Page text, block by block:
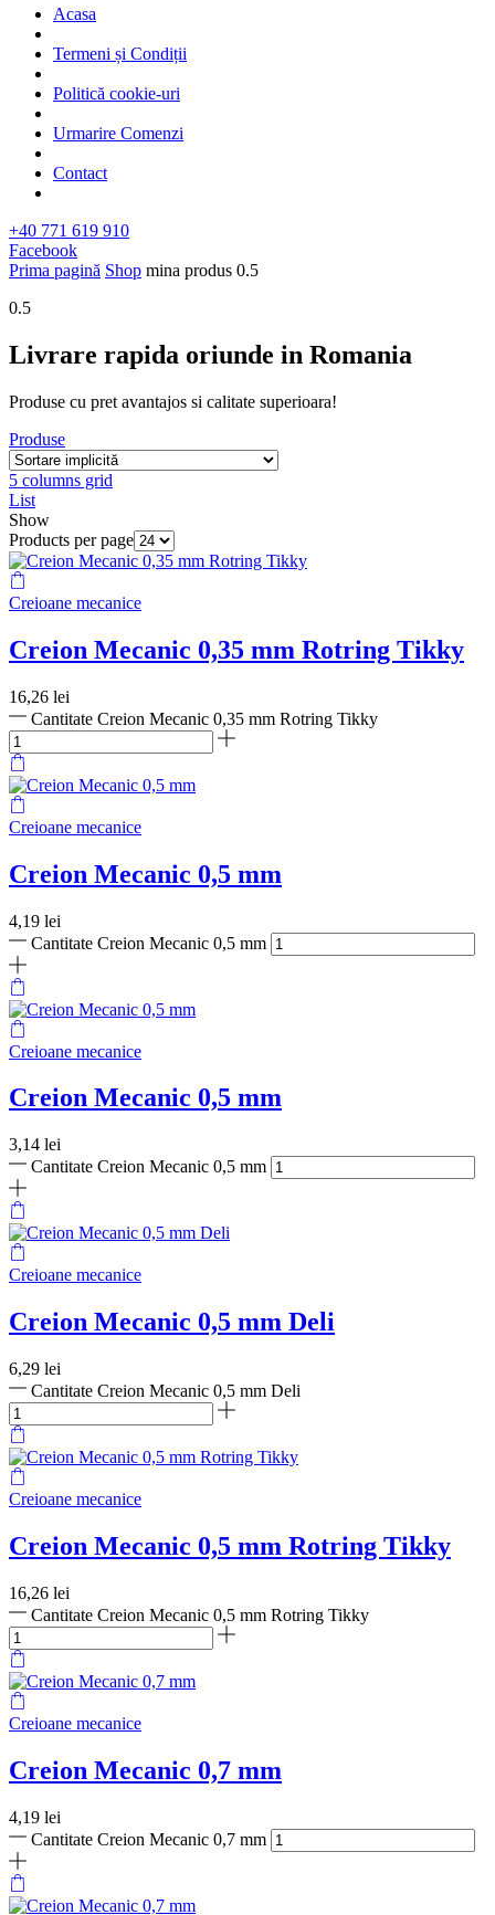
Acasa
Termeni și Condiții
Politică cookie-uri
Urmarire Comenzi
Contact
+40 771 619 910
Facebook
Prima pagină Shop mina produs 0.5
0.5
Livrare rapida oriunde in Romania​
Produse cu pret avantajos si calitate superioara!
Produse
5 columns grid
List
Show
Products per page
Creioane mecanice
Creion Mecanic 0,35 mm Rotring Tikky
16,26 lei
Cantitate Creion Mecanic 0,35 mm Rotring Tikky
Creioane mecanice
Creion Mecanic 0,5 mm
4,19 lei
Cantitate Creion Mecanic 0,5 mm
Creioane mecanice
Creion Mecanic 0,5 mm
3,14 lei
Cantitate Creion Mecanic 0,5 mm
Creioane mecanice
Creion Mecanic 0,5 mm Deli
6,29 lei
Cantitate Creion Mecanic 0,5 mm Deli
Creioane mecanice
Creion Mecanic 0,5 mm Rotring Tikky
16,26 lei
Cantitate Creion Mecanic 0,5 mm Rotring Tikky
Creioane mecanice
Creion Mecanic 0,7 mm
4,19 lei
Cantitate Creion Mecanic 0,7 mm